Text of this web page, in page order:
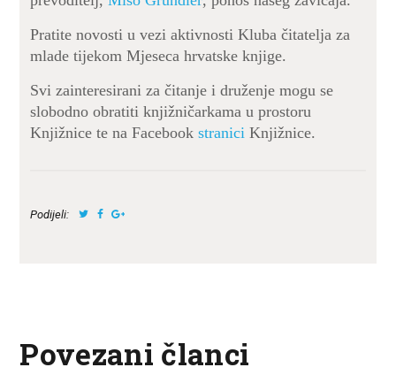
Pratite novosti u vezi aktivnosti Kluba čitatelja za
mlade tijekom Mjeseca hrvatske knjige.
Svi zainteresirani za čitanje i druženje mogu se
slobodno obratiti knjižničarkama u prostoru
Knjižnice te na Facebookstranici Knjižnice.
Podijeli:
Povezani članci